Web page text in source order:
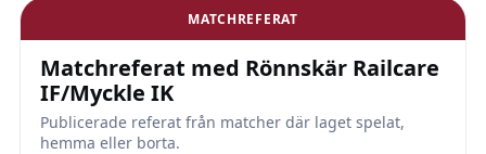
MATCHREFERAT
Matchreferat med Rönnskär Railcare
IF/Myckle IK
Publicerade referat från matcher där laget spelat,
hemma eller borta.